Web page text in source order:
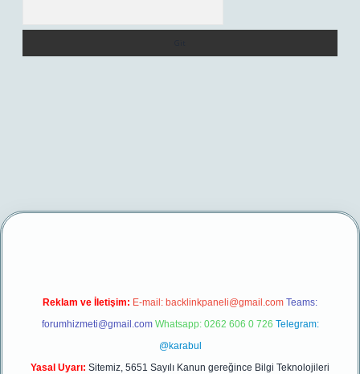
betexper yeni giriş
Reklam ve İletişim: E-mail: backlinkpaneli@gmail.com Teams:
forumhizmeti@gmail.com Whatsapp: 0262 606 0 726 Telegram:
@karabul
Yasal Uyarı: Sitemiz, 5651 Sayılı Kanun gereğince Bilgi Teknolojileri